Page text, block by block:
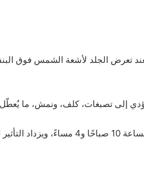
تؤدي إلى تصبغات، كلف، ونمش، ما
تزداد خطورة الشمس في ساعات الذروة، ما